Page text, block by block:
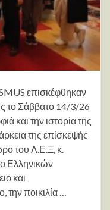
επισκέφθηκαν
το Σάββατο 14/3/26
και την ιστορία της
της επίσκεψής
του Λ.Ε.Ξ, κ.
Ελληνικών
και
ποικιλία …